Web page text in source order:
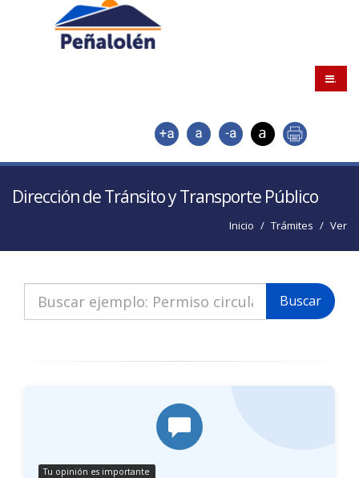
.
Dirección de Tránsito y Transporte Público
Inicio Trámites Ver
Buscar
Tu opinión es importante